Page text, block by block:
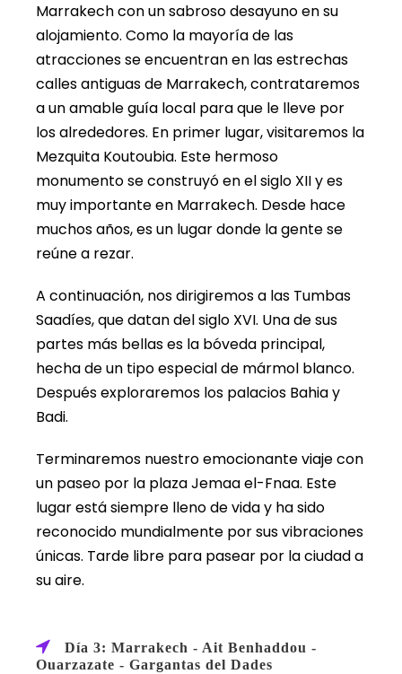
Marrakech con un sabroso desayuno en su
alojamiento. Como la mayoría de las
atracciones se encuentran en las estrechas
calles antiguas de Marrakech, contrataremos
a un amable guía local para que le lleve por
los alrededores. En primer lugar, visitaremos la
Mezquita Koutoubia. Este hermoso
monumento se construyó en el siglo XII y es
muy importante en Marrakech. Desde hace
muchos años, es un lugar donde la gente se
reúne a rezar.
A continuación, nos dirigiremos a las Tumbas
Saadíes, que datan del siglo XVI. Una de sus
partes más bellas es la bóveda principal,
hecha de un tipo especial de mármol blanco.
Después exploraremos los palacios Bahia y
Badi.
Terminaremos nuestro emocionante viaje con
un paseo por la plaza Jemaa el-Fnaa. Este
lugar está siempre lleno de vida y ha sido
reconocido mundialmente por sus vibraciones
únicas. Tarde libre para pasear por la ciudad a
su aire.
Día 3: Marrakech - Ait Benhaddou -
Ouarzazate - Gargantas del Dades